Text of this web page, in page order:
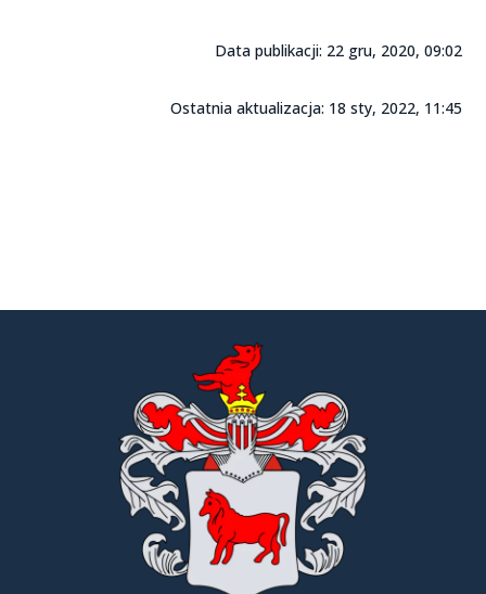
Data publikacji: 22 gru, 2020, 09:02
Ostatnia aktualizacja: 18 sty, 2022, 11:45